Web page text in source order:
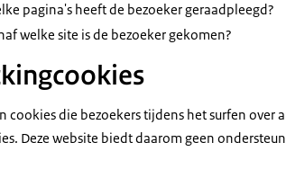
pagina's heeft de bezoeker geraadpleegd?
welke site is de bezoeker gekomen?
cookies die bezoekers tijdens het surfen
Deze website biedt daarom geen